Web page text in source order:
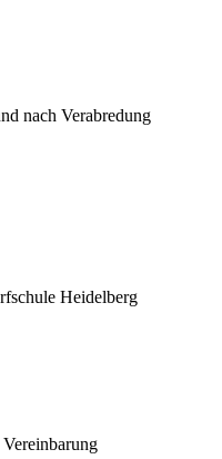
nach Verabredung
Heidelberg